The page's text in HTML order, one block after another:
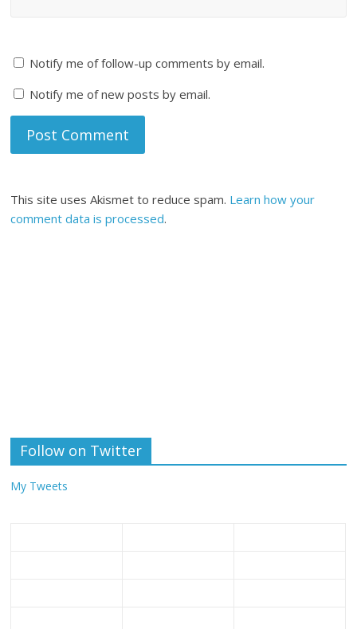
Notify me of follow-up comments by email.
Notify me of new posts by email.
This site uses Akismet to reduce spam. Learn how your
comment data is processed.
Follow on Twitter
My Tweets